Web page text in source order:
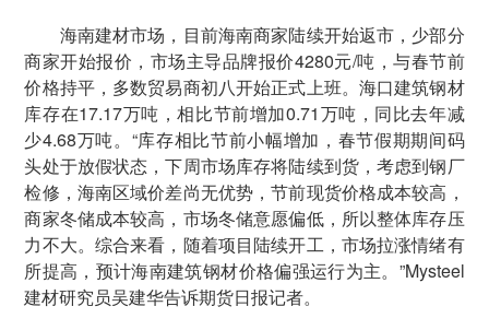
海南建材市场，目前海南商家陆续开始返市，少部分
商家开始报价，市场主导品牌报价4280元/吨，与春节前
价格持平，多数贸易商初八开始正式上班。海口建筑钢材
库存在17.17万吨，相比节前增加0.71万吨，同比去年减
少4.68万吨。“库存相比节前小幅增加，春节假期期间码
头处于放假状态，下周市场库存将陆续到货，考虑到钢厂
检修，海南区域价差尚无优势，节前现货价格成本较高，
商家冬储成本较高，市场冬储意愿偏低，所以整体库存压
力不大。综合来看，随着项目陆续开工，市场拉涨情绪有
所提高，预计海南建筑钢材价格偏强运行为主。”Mysteel
建材研究员吴建华告诉期货日报记者。